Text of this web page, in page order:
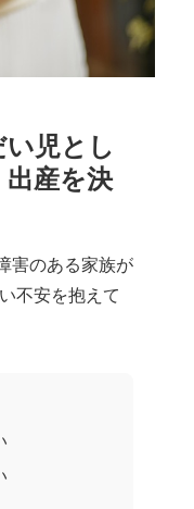
い児とし
産を決
害のある家族が
不安を抱えて